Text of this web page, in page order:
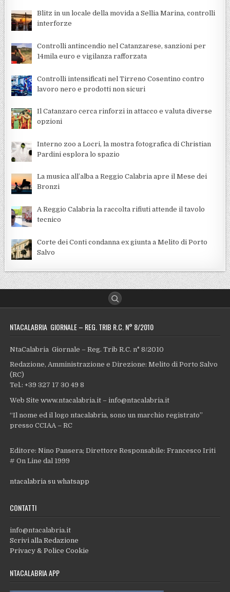
Blitz in un locale della movida a Sellia Marina, controlli
interforze
Controlli antincendio nel Catanzarese, sanzioni per
14mila euro e vigilanza rafforzata
Controlli intensificati nel Tirreno Cosentino contro
lavoro nero e prodotti non sicuri
Il Catanzaro cerca rinforzi in attacco e valuta diverse
opzioni
Interno zoo a Locri, la mostra fotografica di Christian
Pardini esplora lo spazio
La musica all’alba a Reggio Calabria apre il Mese dei
Bronzi
A Reggio Calabria la raccolta rifiuti attende il tavolo
tecnico
Corte dei Conti condanna ex giunta a Melito di Porto
Salvo
NTACALABRIA GIORNALE – REG. TRIB R.C. N° 8/2010
NtaCalabria Giornale – Reg. Trib R.C. n° 8/2010
Redazione, Amministrazione e Direzione: Melito di Porto Salvo
(RC)
Tel.: +39 327 17 30 49 8
Web Site www.ntacalabria.it – info@ntacalabria.it
“Il nome ed il logo ntacalabria, sono un marchio registrato”
presso CCIAA – RC
Editore: Nino Pansera; Direttore Responsabile: Francesco Iriti
# On Line dal 1999
ntacalabria su whatsapp
CONTATTI
info@ntacalabria.it
Scrivi alla Redazione
Privacy & Police Cookie
NTACALABRIA APP